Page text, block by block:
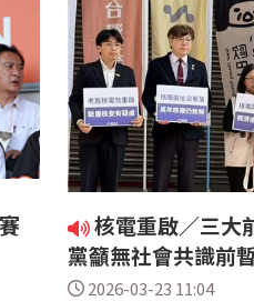
核電重啟／三大
黨籲無社會共識前
2026-03-23 11:04